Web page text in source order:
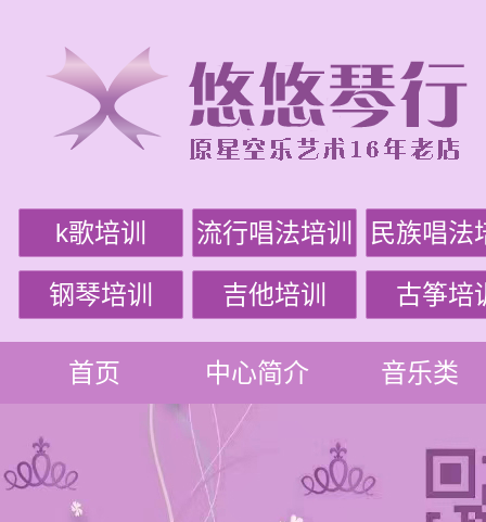
k歌培训 流行唱法培训 民族唱法
钢琴培训 吉他培训 古筝培
首页 中心简介 音乐类